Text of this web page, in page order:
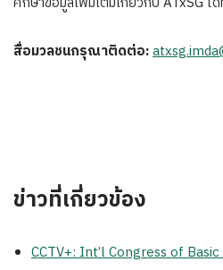
สื่อมวลชนกรุณาติดต่อ:
ข่าวที่เกี่ยวข้อง
CCTV+: Int’l Congress of